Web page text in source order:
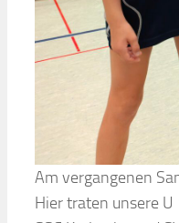
Am vergangenen
Hier traten unsere U